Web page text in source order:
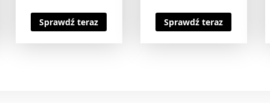
Sprawdź teraz Sprawdź teraz